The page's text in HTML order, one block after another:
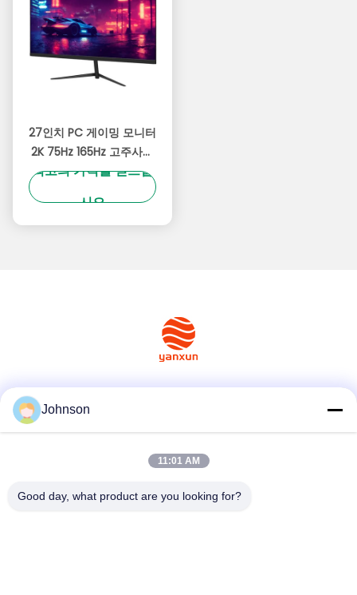
27인치 PC 게이밍 모니터
2K 75Hz 165Hz 고주사율
기술 울트라 좁은 베젤
최고의 가격을 얻으십
시오
Tel
Johnson
11:01 AM
Good day, what product are you looking for?